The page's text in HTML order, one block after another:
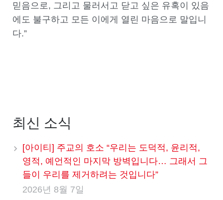
믿음으로, 그리고 물러서고 닫고 싶은 유혹이 있음
에도 불구하고 모든 이에게 열린 마음으로 말입니
다.”
최신 소식
[아이티] 주교의 호소 “우리는 도덕적, 윤리적,
영적, 예언적인 마지막 방벽입니다… 그래서 그
들이 우리를 제거하려는 것입니다”
2026년 8월 7일